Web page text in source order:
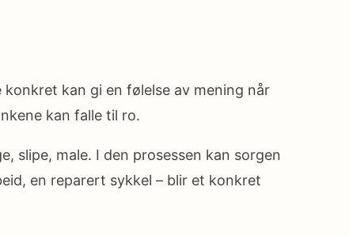
kan gi en følelse av mening når
kan falle til ro.
slipe, male. I den prosessen kan sorgen
en reparert sykkel – blir et konkret